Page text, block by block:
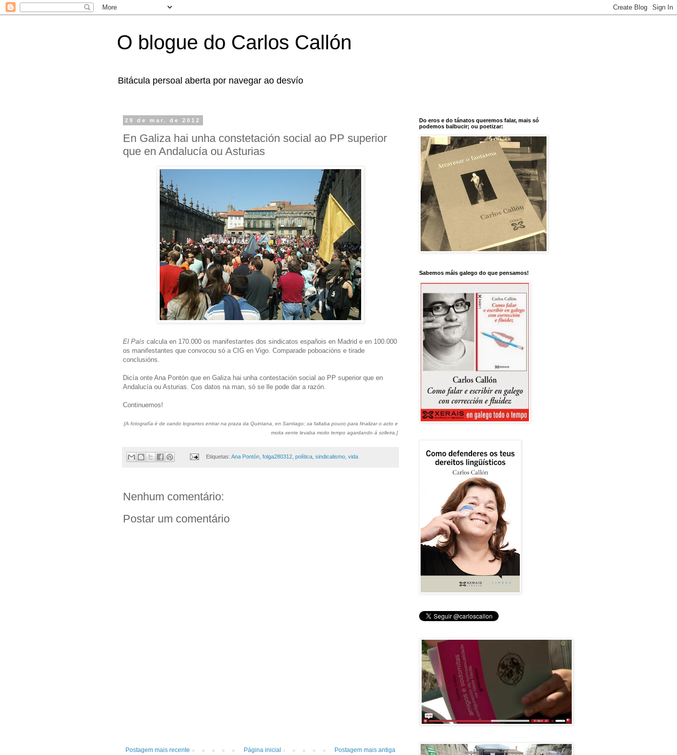
O blogue do Carlos Callón
Bitácula persoal aberta por navegar ao desvío
29 de mar. de 2012
En Galiza hai unha constetación social ao PP superior
que en Andalucía ou Asturias
El País calcula en 170.000 os manifestantes dos sindicatos españois en Madrid e en 100.000
os manifestantes que convocou só a CIG en Vigo. Comparade poboacións e tirade
conclusións.
Dicía onte Ana Pontón que en Galiza hai unha contestación social ao PP superior que en
Andalucía ou Asturias. Cos datos na man, só se lle pode dar a razón.
Continuemos!
[A fotografía é de cando logramos entrar na praza da Quintana, en Santiago; xa faltaba pouco para finalizar o acto e
moita xente levaba moito tempo agardando á solleira.]
Etiquetas: Ana Pontón, folga280312, política, sindicalismo, vida
Nenhum comentário:
Postar um comentário
Postagem mais recente Postagem mais antiga
Página inicial
Do eros e do tánatos queremos falar, mais só
podemos balbucir; ou poetizar:
Sabemos máis galego do que pensamos!